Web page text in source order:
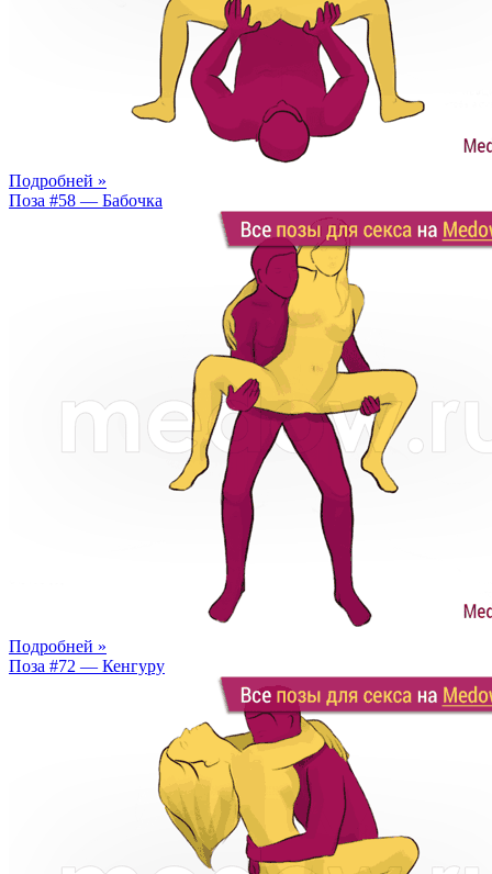
Подробней »
Поза #58 — Бабочка
Подробней »
Поза #72 — Кенгуру